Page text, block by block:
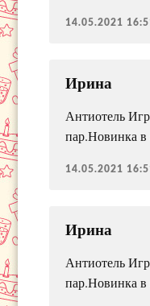
14.05.2021
Ирина
Антиотель
пар.Новинка
14.05.2021
Ирина
Антиотель
пар.Новинка